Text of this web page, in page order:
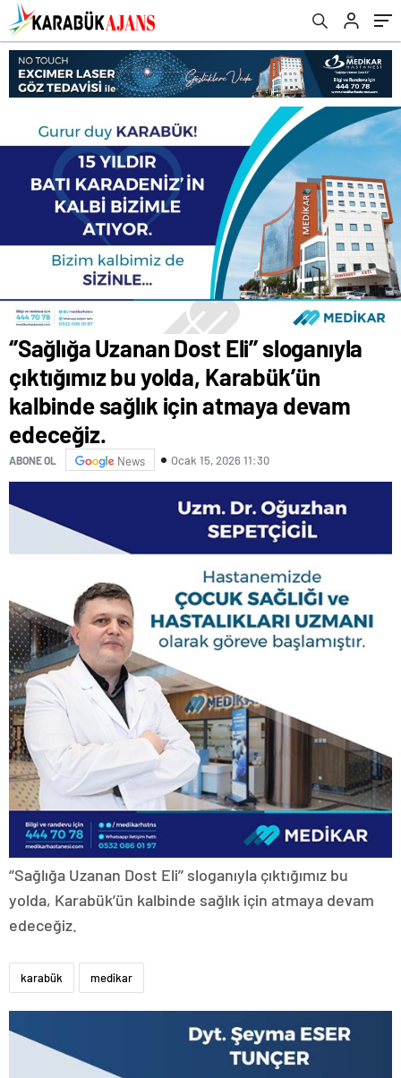
sağlık için atmaya devam edeceğiz.
‘’Sağlığa Uzanan Dost Eli’’ sloganıyla
çıktığımız bu yolda, Karabük’ün
kalbinde sağlık için atmaya devam
edeceğiz.
ABONE OL News Ocak 15, 2026 11:30
‘’Sağlığa Uzanan Dost Eli’’ sloganıyla çıktığımız bu
yolda, Karabük’ün kalbinde sağlık için atmaya devam
edeceğiz.
karabük medikar